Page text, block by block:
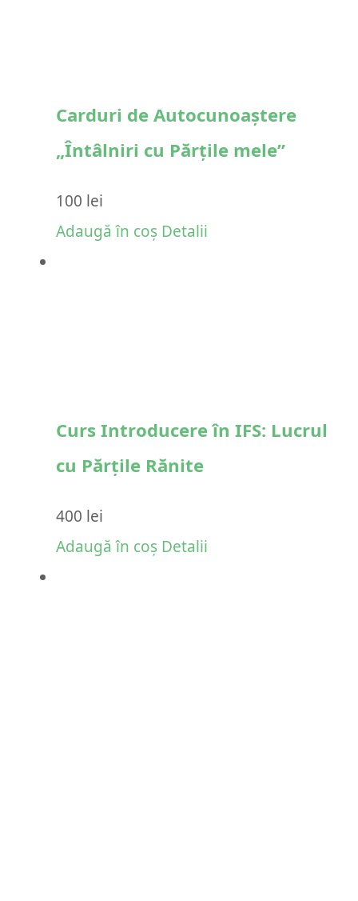
Carduri de Autocunoaștere
„Întâlniri cu Părțile mele”
100 lei
Adaugă în coș Detalii
Curs Introducere în IFS: Lucrul
cu Părțile Rănite
400 lei
Adaugă în coș Detalii